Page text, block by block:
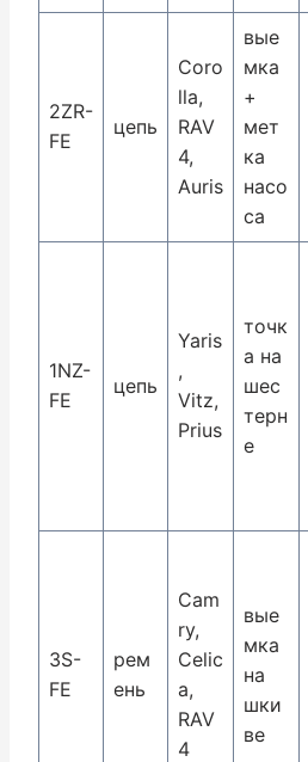
2ZR-
FE
цепь
Coro
lla,
RAV
4,
Auris
вые
мка
+
мет
ка
насо
са
1NZ-
FE
цепь
Yaris
,
Vitz,
Prius
точк
а на
шес
терн
е
3S-
FE
рем
ень
Cam
ry,
Celic
a,
RAV
4
вые
мка
на
шки
ве